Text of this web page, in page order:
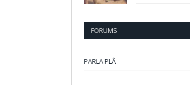
FORUMS
PARLA PLÂ